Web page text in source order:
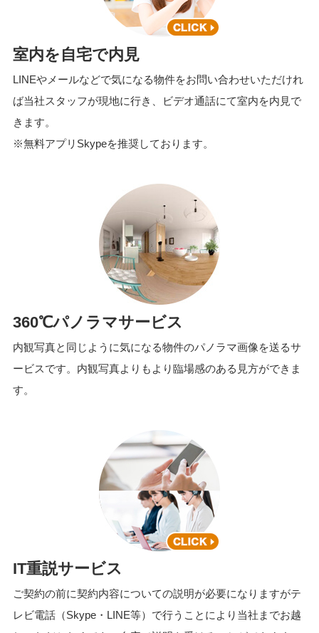
室内を自宅で内見
LINEやメールなどで気になる物件をお問い合わせいただけれ
ば当社スタッフが現地に行き、ビデオ通話にて室内を内見で
きます。
※無料アプリSkypeを推奨しております。
360℃パノラマサービス
内観写真と同じように気になる物件のパノラマ画像を送るサ
ービスです。内観写真よりもより臨場感のある見方ができま
す。
IT重説サービス
ご契約の前に契約内容についての説明が必要になりますがテ
レビ電話（Skype・LINE等）で行うことにより当社までお越